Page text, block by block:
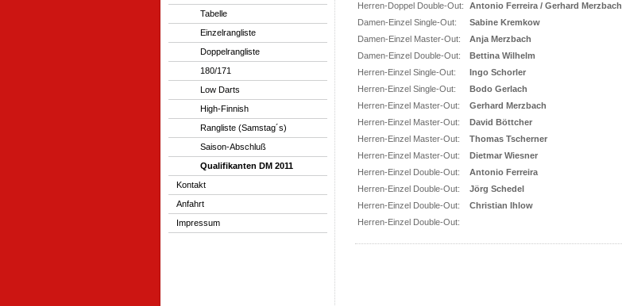
Tabelle
Einzelrangliste
Doppelrangliste
180/171
Low Darts
High-Finnish
Rangliste (Samstag´s)
Saison-Abschluß
Qualifikanten DM 2011
Kontakt
Anfahrt
Impressum
Herren-Doppel Double-Out:
Antonio Ferreira / Gerhard Merzbach
Damen-Einzel Single-Out:
Sabine Kremkow
Damen-Einzel Master-Out:
Anja Merzbach
Damen-Einzel Double-Out:
Bettina Wilhelm
Herren-Einzel Single-Out:
Ingo Schorler
Herren-Einzel Single-Out:
Bodo Gerlach
Herren-Einzel Master-Out:
Gerhard Merzbach
Herren-Einzel Master-Out:
David Böttcher
Herren-Einzel Master-Out:
Thomas Tscherner
Herren-Einzel Master-Out:
Dietmar Wiesner
Herren-Einzel Double-Out:
Antonio Ferreira
Herren-Einzel Double-Out:
Jörg Schedel
Herren-Einzel Double-Out:
Christian Ihlow
Herren-Einzel Double-Out: